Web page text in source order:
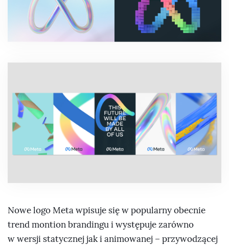
Nowe logo Meta wpisuje się w popularny obecnie
trend montion brandingu i występuje zarówno
w wersji statycznej jak i animowanej – przywodzącej